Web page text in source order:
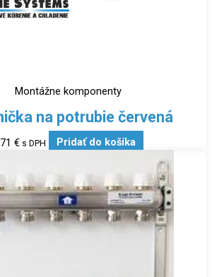
Montážne komponenty
na potrubie červená
€ s DPH Pridať do košíka